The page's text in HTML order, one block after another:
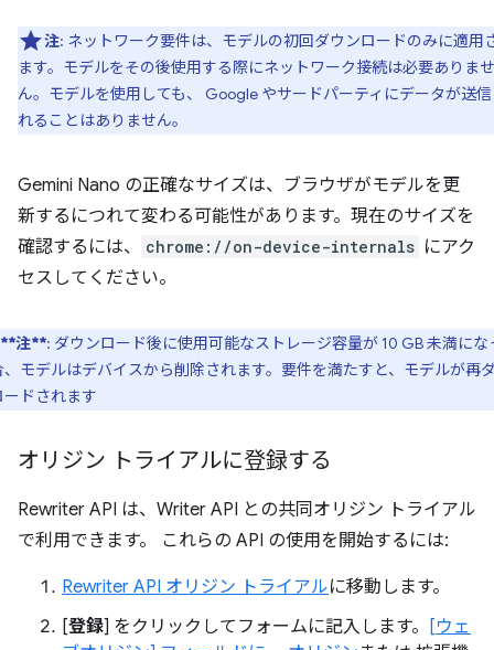
注: ネットワーク要件は、モデルの初回ダウンロードのみに適用
ます。モデルをその後使用する際にネットワーク接続は必要ありませ
ん。モデルを使用しても、 Google やサードパーティにデータが送
れることはありません。
Gemini Nano の正確なサイズは、ブラウザがモデルを更
新するにつれて変わる可能性があります。現在のサイズを
確認するには、
chrome://on-device-internals にアク
セスしてください。
**注**: ダウンロード後に使用可能なストレージ容量が 10 GB 未満にな
、モデルはデバイスから削除されます。要件を満たすと、モデルが再
ードされます
オリジン トライアルに登録する
Rewriter API は、Writer API との共同オリジン トライアル
で利用できます。 これらの API の使用を開始するには:
Rewriter API オリジン トライアルに移動します。
[登録] をクリックしてフォームに記入します。
[ウェ